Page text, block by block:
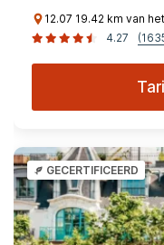
12.07 19.42 km van
4.27
GECERTIFICEERD